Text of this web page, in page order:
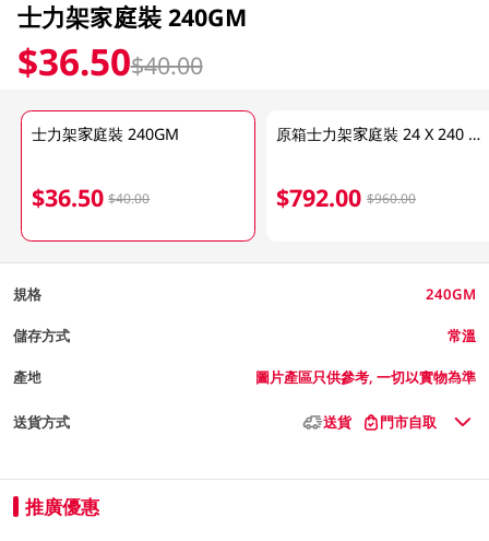
士力架家庭裝 240GM
$36.50$40.00
士力架家庭裝 240GM
$36.50 $40.00
原箱士力架家庭裝 24 X 240 GM
$792.00 $960.00
規格 240GM
儲存方式 常溫
產地 圖片產區只供參考, 一切以實物為準
送貨方式 送貨 門市自取
推廣優惠